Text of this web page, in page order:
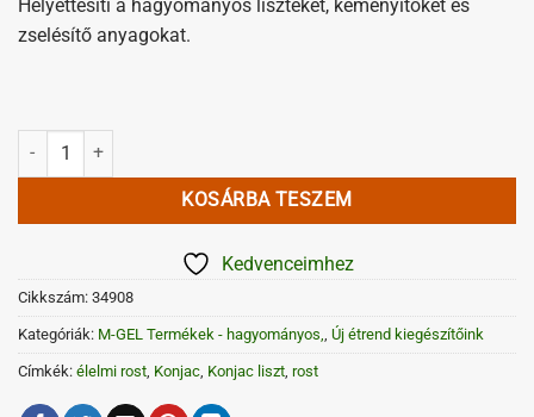
Helyettesíti a hagyományos liszteket, keményítőket és
zselésítő anyagokat.
Konjac liszt 100g mennyiség
KOSÁRBA TESZEM
Kedvenceimhez
Cikkszám: 34908
Kategóriák: M-GEL Termékek - hagyományos, Új étrend kiegészítőink
Címkék: élelmi rost Konjac Konjac liszt rost